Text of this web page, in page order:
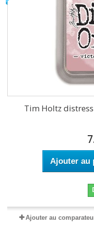
Tim Holtz distress
Ajouter au
Ajouter au